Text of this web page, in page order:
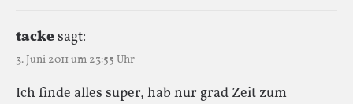
tackesagt:
3. Juni 2011 um 23:55 Uhr
Ich finde alles super, hab nur grad Zeit zum